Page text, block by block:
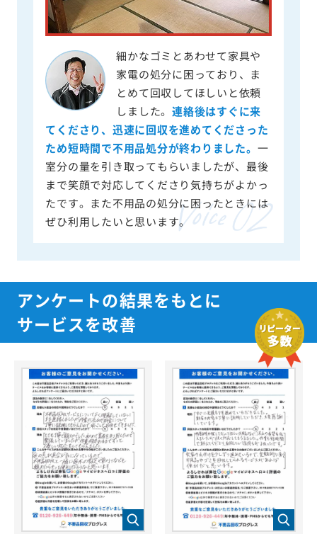
細かなゴミとあわせて家具や
家電の処分に困っており、ま
とめて回収してほしいと依頼
しました。連絡後はすぐに来
てくださり、迅速に回収を進めてくださった
ため短時間で不用品処分が終わりました。 一
室分の量を引き取ってもらいましたが、最後
まで笑顔で対応してくださり気持ちがよかっ
たです。また不用品の処分に困ったときには
ぜひ利用したいと思います。
アンケートの結果をもとに
サービスを改善